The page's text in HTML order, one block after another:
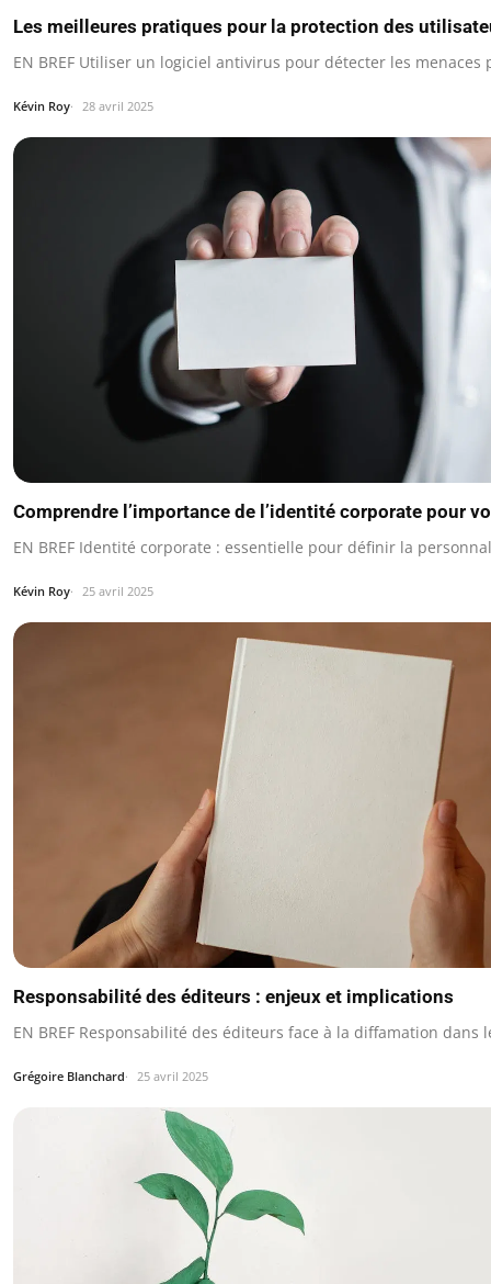
Les meilleures pratiques pour la protection des
EN BREF Utiliser un logiciel antivirus pour détecter les menaces
Kévin Roy 28 avril 2025
Comprendre l’importance de l’identité corporate pour
EN BREF Identité corporate : essentielle pour définir la
Kévin Roy 25 avril 2025
Responsabilité des éditeurs : enjeux et implications
EN BREF Responsabilité des éditeurs face à la diffamation dans
Grégoire Blanchard 25 avril 2025